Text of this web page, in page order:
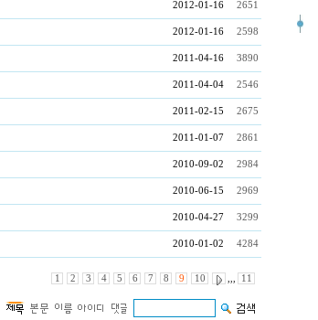
2012-01-16 2651
2012-01-16 2598
2011-04-16 3890
2011-04-04 2546
2011-02-15 2675
2011-01-07 2861
2010-09-02 2984
2010-06-15 2969
2010-04-27 3299
2010-01-02 4284
1 2 3 4 5 6 7 8 9 10 11